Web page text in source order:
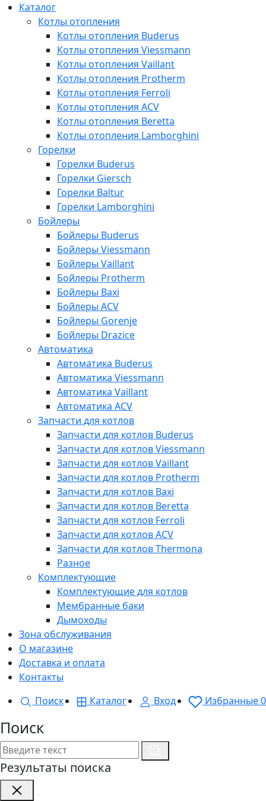
Каталог
Котлы отопления
Котлы отопления Buderus
Котлы отопления Viessmann
Котлы отопления Vaillant
Котлы отопления Protherm
Котлы отопления Ferroli
Котлы отопления ACV
Котлы отопления Beretta
Котлы отопления Lamborghini
Горелки
Горелки Buderus
Горелки Giersch
Горелки Baltur
Горелки Lamborghini
Бойлеры
Бойлеры Buderus
Бойлеры Viessmann
Бойлеры Vaillant
Бойлеры Protherm
Бойлеры Baxi
Бойлеры ACV
Бойлеры Gorenje
Бойлеры Drazice
Автоматика
Автоматика Buderus
Автоматика Viessmann
Автоматика Vaillant
Автоматика ACV
Запчасти для котлов
Запчасти для котлов Buderus
Запчасти для котлов Viessmann
Запчасти для котлов Vaillant
Запчасти для котлов Protherm
Запчасти для котлов Baxi
Запчасти для котлов Beretta
Запчасти для котлов Ferroli
Запчасти для котлов ACV
Запчасти для котлов Thermona
Разное
Комплектующие
Комплектующие для котлов
Мембранные баки
Дымоходы
Зона обслуживания
О магазине
Доставка и оплата
Контакты
Поиск
Каталог Вход Избранные0
Поиск
Результаты поиска